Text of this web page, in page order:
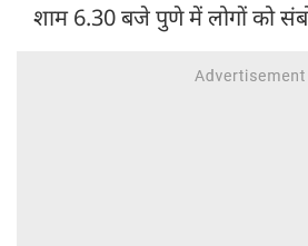
शाम 6.30 बजे पुणे में लोगों को